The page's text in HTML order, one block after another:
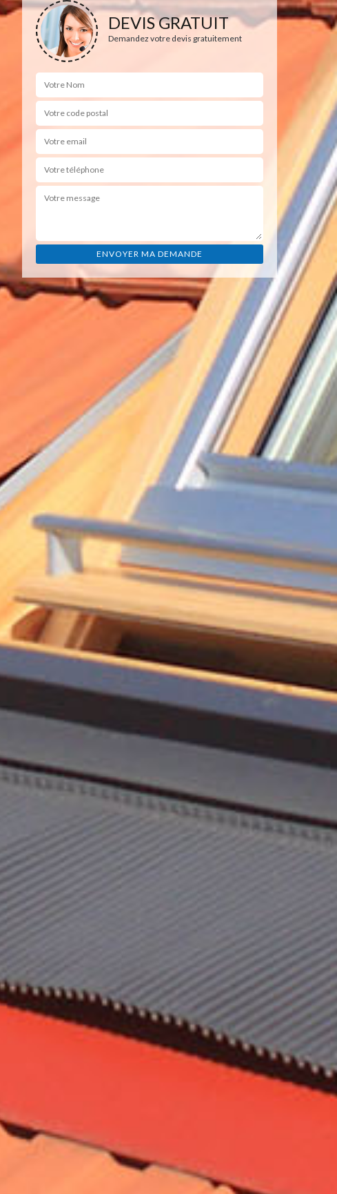
DEVIS GRATUIT
Demandez votre devis gratuitement